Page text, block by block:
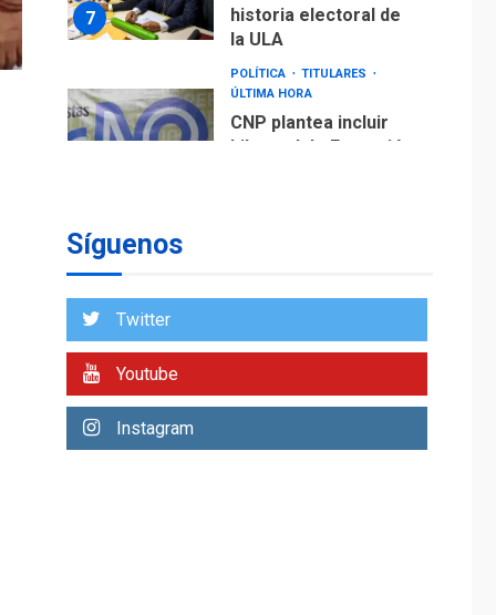
7
historia electoral de
la ULA
POLÍTICA
TITULARES
ÚLTIMA HORA
CNP plantea incluir
Libertad de Expresión
2
Gobierno nacional y
respaldaron desde el
terremotos del 24J
Duque
Síguenos
Twitter
Youtube
Instagram